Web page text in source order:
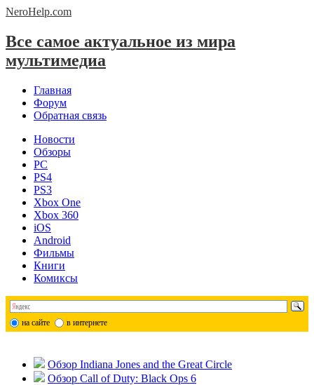
NeroHelp.com
Все самое актуальное из мира
мультимедиа
Главная
Форум
Обратная связь
Новости
Обзоры
PC
PS4
PS3
Xbox One
Xbox 360
iOS
Android
Фильмы
Книги
Комиксы
на сайте в интернете
Обзор Indiana Jones and the Great Circle
Обзор Call of Duty: Black Ops 6